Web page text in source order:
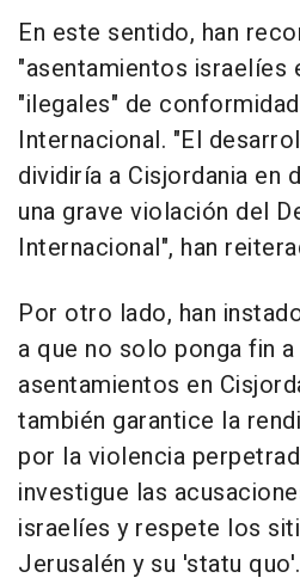
En este sentido, han
"asentamientos israelíes
"ilegales" de
Internacional. "El
dividiría a Cisjordania en
una grave violación del
Internacional", han
Por otro lado, han
a que no solo ponga fin
asentamientos en
también garantice la
por la violencia
investigue las
israelíes y respete los
Jerusalén y su 'statu quo'.